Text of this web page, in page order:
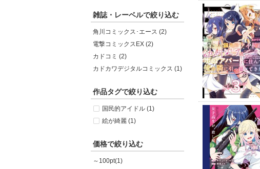
雑誌・レーベルで絞り込む
角川コミックス･エース (2)
電撃コミックスEX (2)
カドコミ (2)
カドカワデジタルコミックス (1)
作品タグで絞り込む
国民的アイドル (1)
絵が綺麗 (1)
価格で絞り込む
～100pt(1)